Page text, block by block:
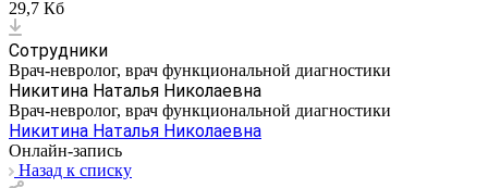
29,7 Кб
Сотрудники
Врач-невролог, врач функциональной диагностики
Никитина Наталья Николаевна
Врач-невролог, врач функциональной диагностики
Никитина Наталья Николаевна
Онлайн-запись
Назад к списку